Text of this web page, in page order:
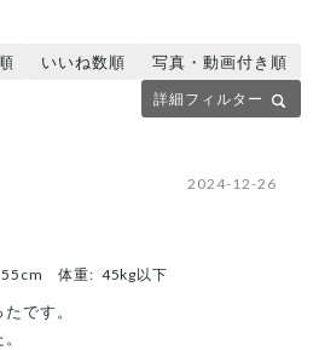
詳細フィルター
いいね数順 写真・動画付き順
2024-12-26
体重: 45kg以下
です。